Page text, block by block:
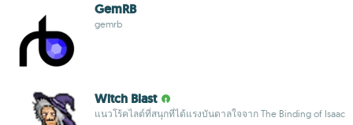
GemRB
gemrb
Witch Blast
แนวโร้คไลต์ที่สนุกที่ได้แรงบันดาลใจจาก The Binding of Isaac